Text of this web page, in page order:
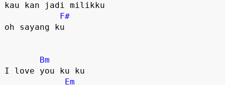
kau kan jadi milikku
F#
oh sayang ku
Bm
I love you ku ku
Em